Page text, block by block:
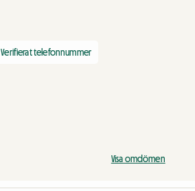
Verifierat telefonnummer
Visa omdömen